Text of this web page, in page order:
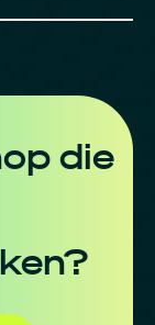
die